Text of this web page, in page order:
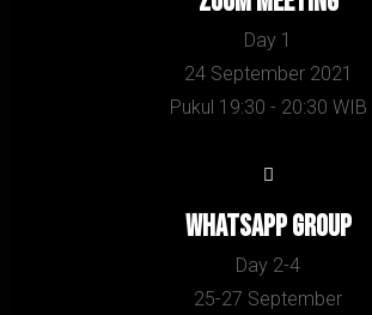
Day 1
24 September 2021
Pukul 19:30 - 20:30 WIB
Whatsapp Group
Day 2-4
25-27 September